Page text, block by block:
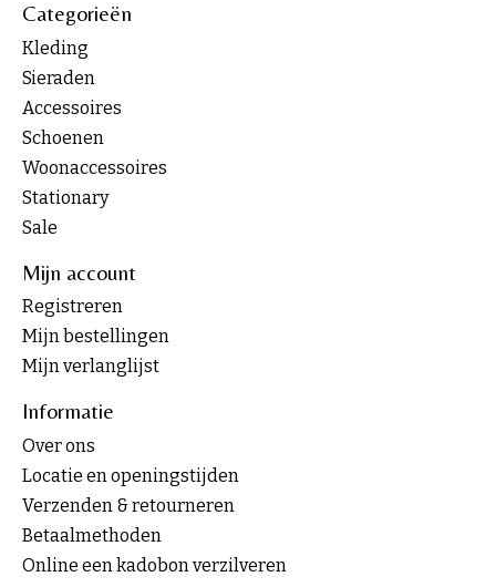
Categorieën
Kleding
Sieraden
Accessoires
Schoenen
Woonaccessoires
Stationary
Sale
Mijn account
Registreren
Mijn bestellingen
Mijn verlanglijst
Informatie
Over ons
Locatie en openingstijden
Verzenden & retourneren
Betaalmethoden
Online een kadobon verzilveren